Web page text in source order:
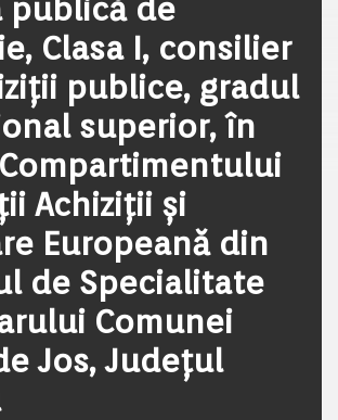
publică de
Clasa I, consilier
publice, gradul
superior, în
Achiziții și
Europeană din
de Specialitate
Comunei
Jos, Județul